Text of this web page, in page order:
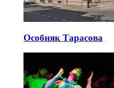
Особняк Тарасова